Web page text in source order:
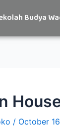
Budya
/ October